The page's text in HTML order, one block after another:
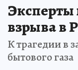
Эксперты
взрыва в
К трагедии в
бытового газа